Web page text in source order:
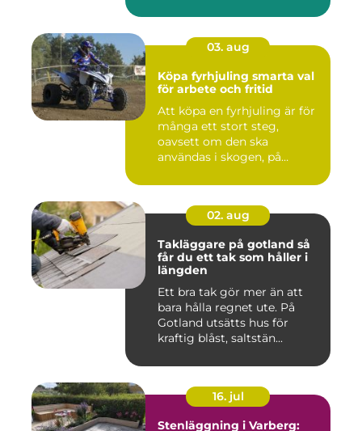
03. aug
Köpa fyrhjuling smarta val
för arbete och fritid
Att köpa en fyrhjuling är för
många ett stort steg,
oavsett om den ska
användas i skogen, på
02. aug
Takläggare på gotland så
får du ett tak som håller i
längden
Ett bra tak gör mer än att
bara hålla regnet ute. På
Gotland utsätts hus för
kraftig blåst, saltstän...
16. jul
Stenläggning i Varberg: